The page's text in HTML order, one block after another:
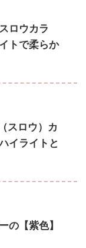
ロウカラ
トで柔らか
スロウ）カ
イライトと
の【紫色】